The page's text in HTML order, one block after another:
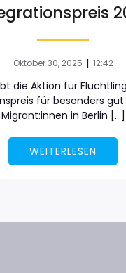
Oktober 30, 2025 | 12:42
die Aktion für
für besonders
Migrant:innen in Berlin […]
WEITERLESEN